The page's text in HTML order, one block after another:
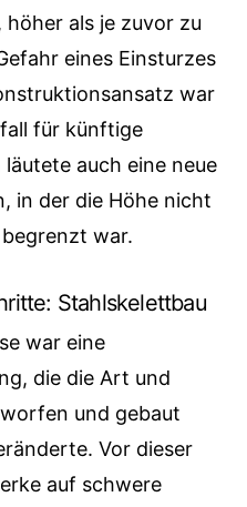
als je zuvor zu
eines Einsturzes
war
für künftige
auch eine neue
in der die Höhe nicht
war.
Stahlskelettbau
war eine
die die Art und
und gebaut
Vor dieser
auf schwere